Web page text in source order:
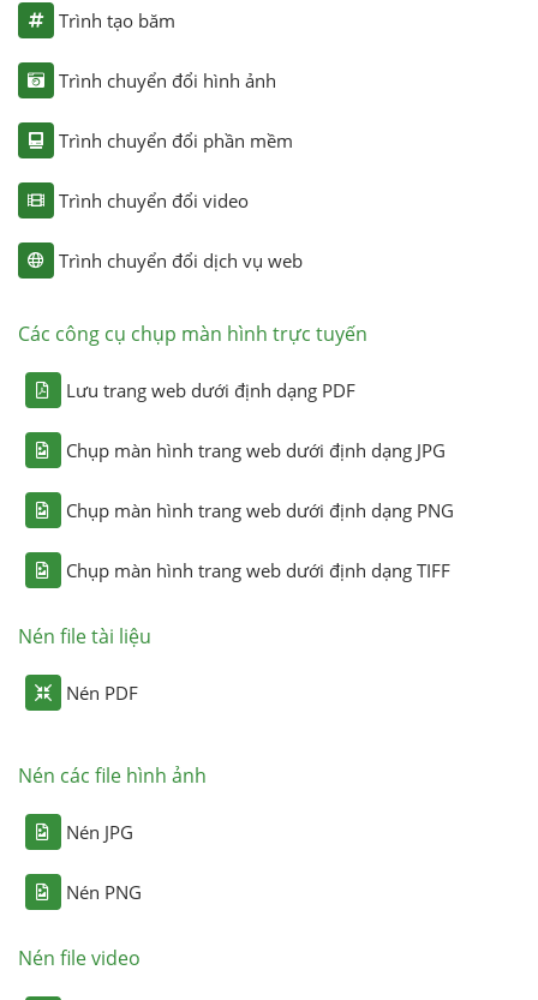
Trình tạo băm
Trình chuyển đổi hình ảnh
Trình chuyển đổi phần mềm
Trình chuyển đổi video
Trình chuyển đổi dịch vụ web
Các công cụ chụp màn hình trực tuyến
Lưu trang web dưới định dạng PDF
Chụp màn hình trang web dưới định dạng JPG
Chụp màn hình trang web dưới định dạng PNG
Chụp màn hình trang web dưới định dạng TIFF
Nén file tài liệu
Nén PDF
Nén các file hình ảnh
Nén JPG
Nén PNG
Nén file video